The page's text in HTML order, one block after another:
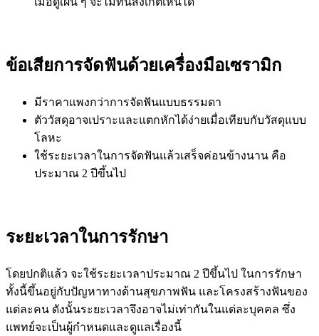
ข้อเสียการจัดฟันด้วยเครื่องมือเซรามิก
มีราคาแพงกว่าการจัดฟันแบบธรรมดา
ตัววัสดุอาจเปราะและแตกหักได้ง่ายเมื่อเทียบกับวัสดุแบบ
โลหะ
ใช้ระยะเวลาในการจัดฟันแล้วเสร็จค่อนข้างนาน คือ
ประมาณ 2 ปีขึ้นไป
ระยะเวลาในการรักษา
โดยปกติแล้ว จะใช้ระยะเวลาประมาณ 2 ปีขึ้นไป ในการรักษา
ทั้งนี้ขึ้นอยู่กับปัญหาทางด้านสุขภาพฟัน และโครงสร้างฟันของ
แต่ละคน ดังนั้นระยะเวลาจึงอาจไม่เท่ากันในแต่ละบุคคล ซึ่ง
แพทย์จะเป็นผู้กำหนดและดูแลเรื่องนี้